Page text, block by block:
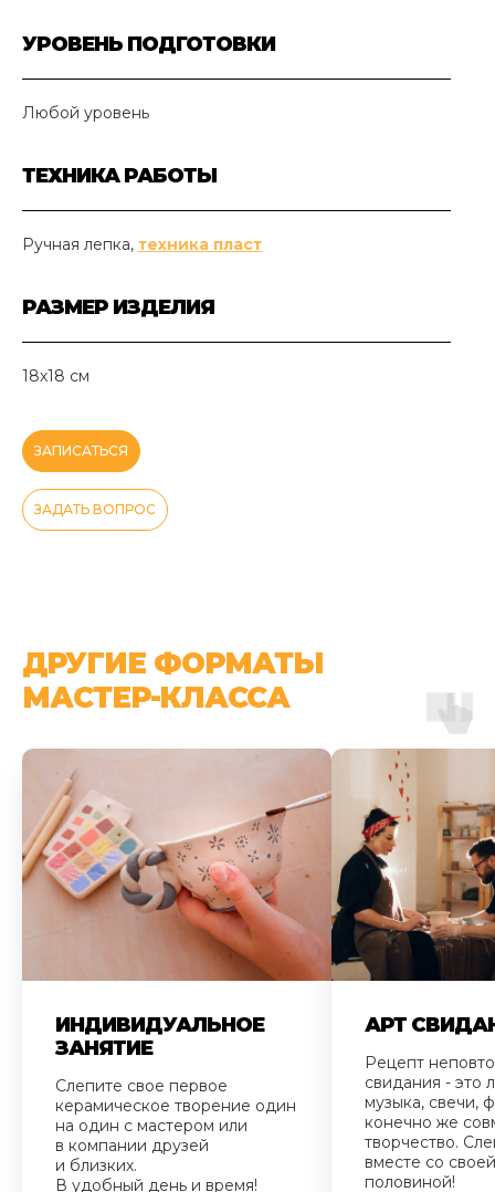
УРОВЕНЬ ПОДГОТОВКИ
Любой уровень
ТЕХНИКА РАБОТЫ
Ручная лепка, техника пласт
РАЗМЕР ИЗДЕЛИЯ
18х18 см
ЗАПИСАТЬСЯ
ЗАДАТЬ ВОПРОС
ДРУГИЕ ФОРМАТЫ
МАСТЕР-КЛАССА
ИНДИВИДУАЛЬНОЕ
ЗАНЯТИЕ
Слепите свое первое
керамическое творение один
на один с мастером или
в компании друзей
и близких.
В удобный день и время!
АРТ
Рецепт
свидания - это
музыка, свечи,
конечно же
творчество.
вместе со
половиной!